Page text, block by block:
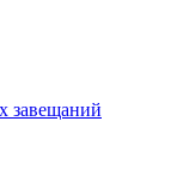
завещаний